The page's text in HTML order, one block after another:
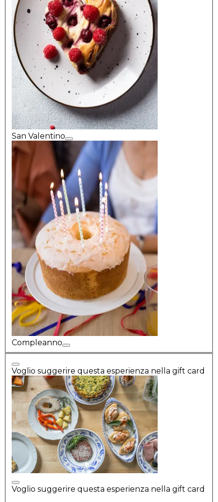
San Valentino
Compleanno
Voglio suggerire questa esperienza nella gift card
Voglio suggerire questa esperienza nella gift card